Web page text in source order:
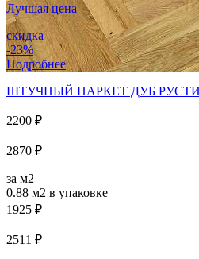
Лучшая цена
скидка
-23%
Подробнее
ШТУЧНЫЙ ПАРКЕТ ДУБ РУСТИК
2200 ₽
2870 ₽
за м2
0.88 м2 в упаковке
1925 ₽
2511 ₽